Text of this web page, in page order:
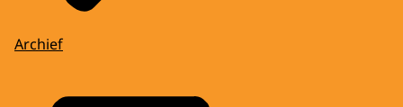
Archief